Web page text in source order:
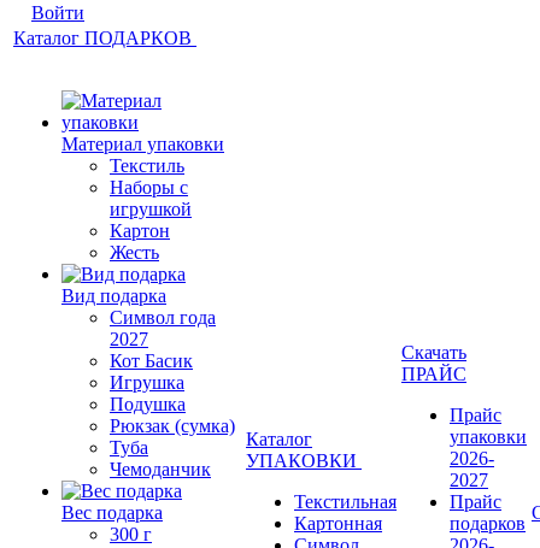
Войти
Каталог ПОДАРКОВ
Материал упаковки
Текстиль
Наборы с
игрушкой
Картон
Жесть
Вид подарка
Символ года
2027
Кот Басик
Игрушка
Подушка
Рюкзак (сумка)
Туба
Чемоданчик
Вес подарка
300 г
Каталог
УПАКОВКИ
Текстильная
Картонная
Скачать
ПРАЙС
Прайс
упаковки
2026-
2027
Прайс
подарков